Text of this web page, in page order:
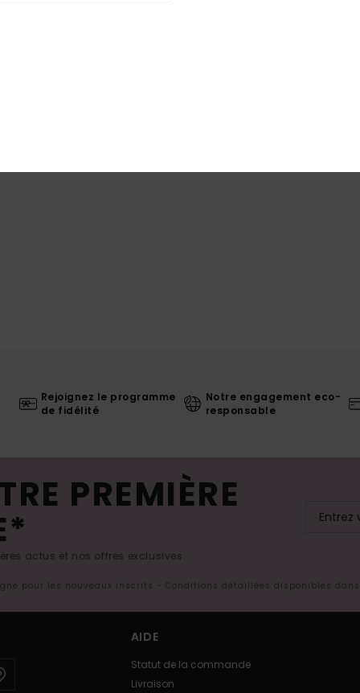
Rejoignez le programme
de fidélité
Notre engagement eco-
responsable
PREMIÈRE
actus et nos offres exclusives.
pour les nouveaux inscrits - Conditions détaillées disponibles
AIDE
Statut de la commande
Livraison